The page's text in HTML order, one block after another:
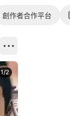
創作者合作平台
1/2